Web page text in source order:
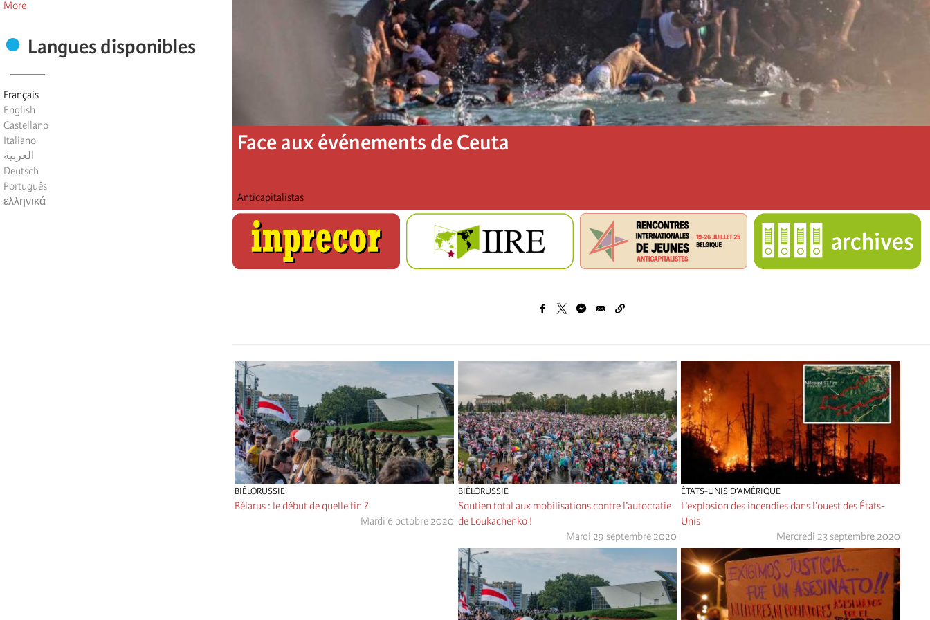
More
Langues disponibles
Français
English
Castellano
Italiano
العربية
Deutsch
Português
ελληνικά
Face aux événements de Ceuta
Anticapitalistas
BIÉLORUSSIE
Bélarus : le début de quelle fin ?
Mardi 6 octobre 2020
BIÉLORUSSIE
Soutien total aux mobilisations contre l’autocratie
de Loukachenko !
Mardi 29 septembre 2020
ÉTATS-UNIS D’AMÉRIQUE
L’explosion des incendies dans l’ouest des États-
Unis
Mercredi 23 septembre 2020